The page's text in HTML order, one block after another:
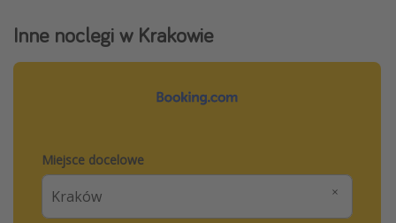
Inne noclegi w Krakowie
Miejsce docelowe